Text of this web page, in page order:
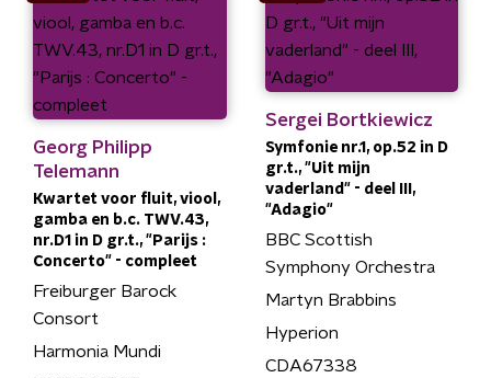
Georg Philipp
Telemann
Kwartet voor fluit, viool,
gamba en b.c. TWV.43,
nr.D1 in D gr.t., "Parijs :
Concerto" - compleet
Freiburger Barock
Consort
Harmonia Mundi
Sergei Bortkiewicz
Symfonie nr.1, op.52 in D
gr.t., "Uit mijn
vaderland" - deel III,
"Adagio"
BBC Scottish
Symphony Orchestra
Martyn Brabbins
Hyperion
CDA67338